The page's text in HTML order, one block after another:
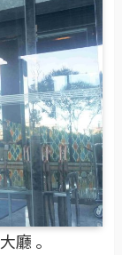
廳 。